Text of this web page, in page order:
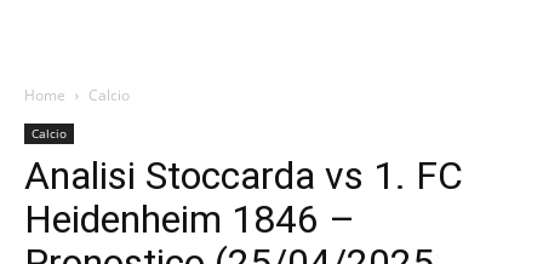
Home Calcio
Calcio
Analisi Stoccarda vs 1. FC
Heidenheim 1846 –